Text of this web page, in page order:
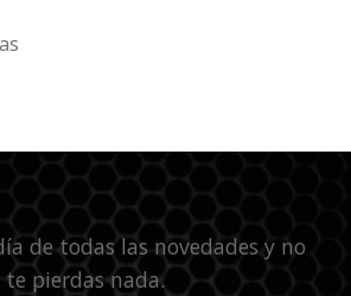
de todas las novedades y no
te pierdas nada.